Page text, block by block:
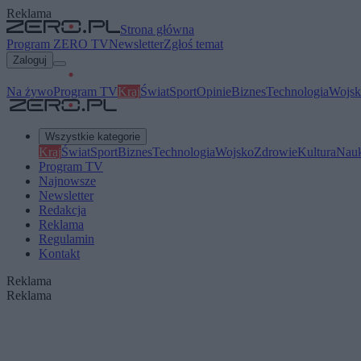
Reklama
Strona główna
Program ZERO TVNewsletterZgłoś temat
Zaloguj
Na żywoProgram TVKrajŚwiatSportOpinieBiznesTechnologia
Wszystkie kategorie
KrajŚwiatSportBiznesTechnologiaWojskoZdrowieKultura
Program TV
Najnowsze
Newsletter
Redakcja
Reklama
Regulamin
Kontakt
Reklama
Reklama